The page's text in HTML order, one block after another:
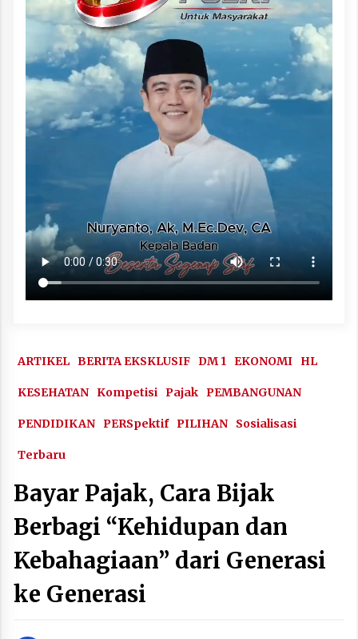
ARTIKEL BERITA EKSKLUSIF DM 1 EKONOMI HL
KESEHATAN Kompetisi Pajak PEMBANGUNAN
PENDIDIKAN PERSpektif PILIHAN Sosialisasi
Terbaru
Bayar Pajak, Cara Bijak
Berbagi “Kehidupan dan
Kebahagiaan” dari Generasi
ke Generasi